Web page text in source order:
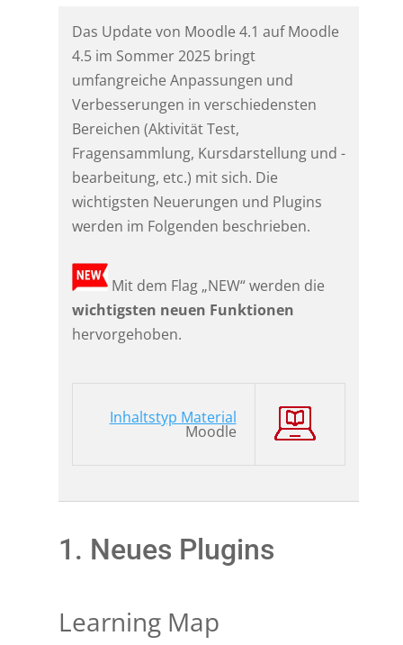
Das Update von Moodle 4.1 auf Moodle
4.5 im Sommer 2025 bringt
umfangreiche Anpassungen und
Verbesserungen in verschiedensten
Bereichen (Aktivität Test,
Fragensammlung, Kursdarstellung und -
bearbeitung, etc.) mit sich. Die
wichtigsten Neuerungen und Plugins
werden im Folgenden beschrieben.
Mit dem Flag „NEW“ werden die
wichtigsten neuen Funktionen
hervorgehoben.
Inhaltstyp Material
Moodle
1. Neues Plugins
Learning Map